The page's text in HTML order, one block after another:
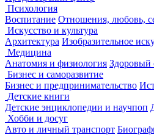
Психология
Воспитание Отношения, любовь,
Искусство и культура
Архитектура Изобразительное
Медицина
Анатомия и физиология Здоровый
Бизнес и саморазвитие
Бизнес и предпринимательство
Детские книги
Детские энциклопедии и научпоп
Хобби и досуг
Авто и личный транспорт